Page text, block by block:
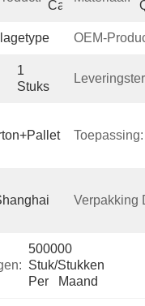
OEM-
1
Stuks
Toepassing:
Verpakking
500000
Stuk/Stukken
Per   Maand